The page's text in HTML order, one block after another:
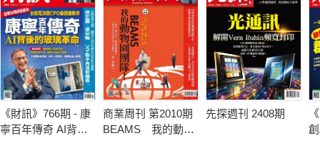
《財訊》766期 - 康
寧百年傳奇 AI背後
商業周刊 第2010期
BEAMS 我的動物
先探週刊 2408期